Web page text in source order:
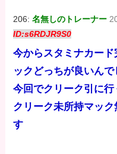
206:名無しのトレーナー
ID:s6RDJR9S0
今からスタミナカー
ックどっちが良いんで
今回でクリーク引に
クリーク未所持マッ
す